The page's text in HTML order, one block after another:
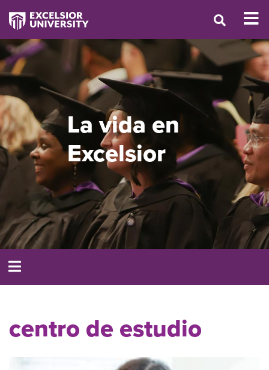
La vida en
Excelsior
centro de estudio